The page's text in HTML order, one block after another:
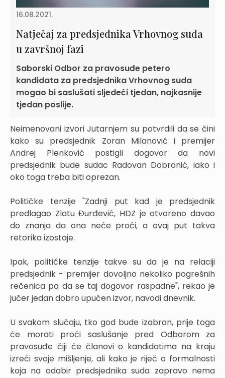
16.08.2021.
Natječaj za predsjednika Vrhovnog suda
u završnoj fazi
Saborski Odbor za pravosuđe petero
kandidata za predsjednika Vrhovnog suda
mogao bi saslušati sljedeći tjedan, najkasnije
tjedan poslije.
Neimenovani izvori Jutarnjem su potvrdili da se čini
kako su predsjednik Zoran Milanović i premijer
Andrej Plenković postigli dogovor da novi
predsjednik bude sudac Radovan Dobronić, iako i
oko toga treba biti oprezan.
Političke tenzije "Zadnji put kad je predsjednik
predlagao Zlatu Đurđević, HDZ je otvoreno davao
do znanja da ona neće proći, a ovaj put takva
retorika izostaje.
Ipak, političke tenzije takve su da je na relaciji
predsjednik - premijer dovoljno nekoliko pogrešnih
rečenica pa da se taj dogovor raspadne", rekao je
jučer jedan dobro upućen izvor, navodi dnevnik.
U svakom slučaju, tko god bude izabran, prije toga
će morati proći saslušanje pred Odborom za
pravosuđe čiji će članovi o kandidatima na kraju
izreći svoje mišljenje, ali kako je riječ o formalnosti
koja na odabir predsjednika suda zapravo nema